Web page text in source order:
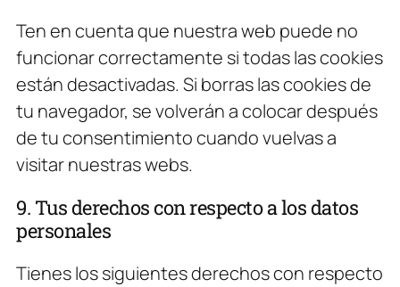
Ten en cuenta que nuestra web puede no
funcionar correctamente si todas las cookies
están desactivadas. Si borras las cookies de
tu navegador, se volverán a colocar después
de tu consentimiento cuando vuelvas a
visitar nuestras webs.
9. Tus derechos con respecto a los datos
personales
Tienes los siguientes derechos con respecto